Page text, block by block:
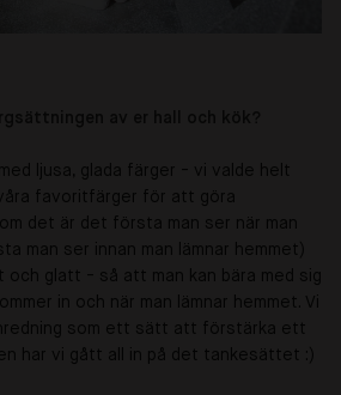
ljusa, glada färger - vi valde helt
favoritfärger för att göra
det är det första man ser när man
man ser innan man lämnar hemmet)
och glatt - så att man kan bära med sig
in och när man lämnar hemmet. Vi
som ett sätt att förstärka ett
har vi gått all in på det tankesättet :)